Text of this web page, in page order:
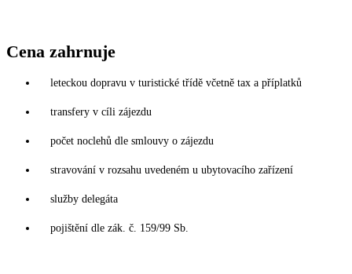
Cena zahrnuje
leteckou dopravu v turistické třídě včetně tax a příplatků
transfery v cíli zájezdu
počet noclehů dle smlouvy o zájezdu
stravování v rozsahu uvedeném u ubytovacího zařízení
služby delegáta
pojištění dle zák. č. 159/99 Sb.